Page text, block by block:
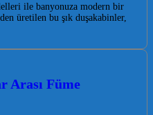
ile banyonuza modern bir
üretilen bu şık duşakabinler,
Arası Füme